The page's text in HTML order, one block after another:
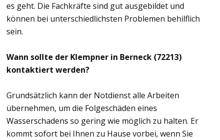
es geht. Die Fachkräfte sind gut ausgebildet und
können bei unterschiedlichsten Problemen behilflich
sein.
Wann sollte der Klempner in Berneck (72213)
kontaktiert werden?
Grundsätzlich kann der Notdienst alle Arbeiten
übernehmen, um die Folgeschäden eines
Wasserschadens so gering wie möglich zu halten. Er
kommt sofort bei Ihnen zu Hause vorbei, wenn Sie